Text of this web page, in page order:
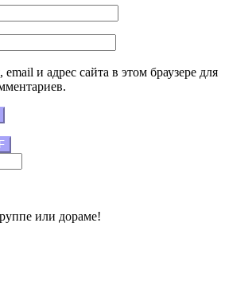
и адрес сайта в этом браузере для
или дораме!